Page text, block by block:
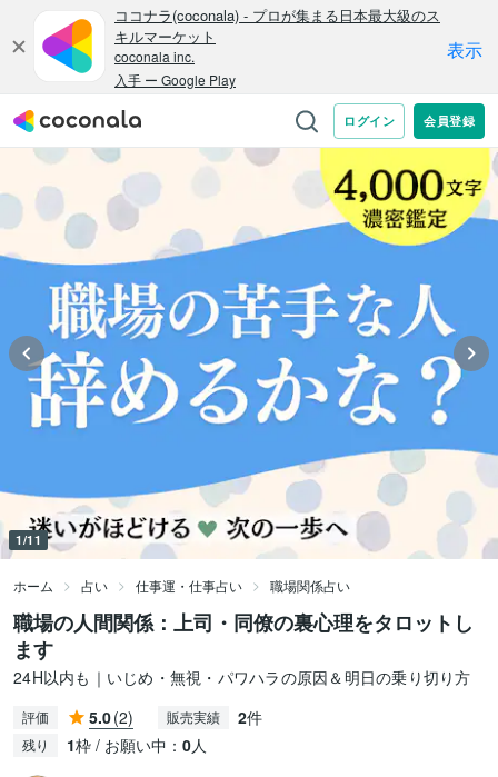
1/11
ホーム 占い 仕事運・仕事占い 職場関係占い
職場の人間関係：上司・同僚の裏心理をタロットし
ます
24H以内も｜いじめ・無視・パワハラの原因＆明日の乗り切り方
評価 5.0(2) 販売実績 2件
残り 1枠 / お願い中： 0人